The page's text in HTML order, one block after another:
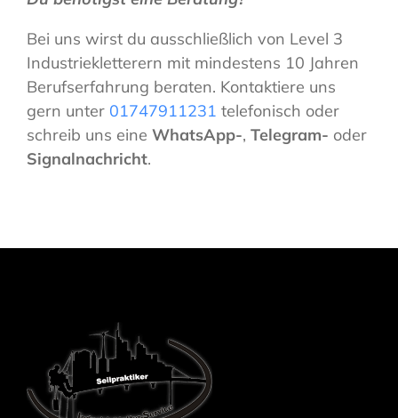
Bei uns wirst du ausschließlich von Level 3
Industriekletterern mit mindestens 10 Jahren
Berufserfahrung beraten. Kontaktiere uns
gern unter 01747911231 telefonisch oder
schreib uns eine WhatsApp-, Telegram- oder
Signalnachricht.